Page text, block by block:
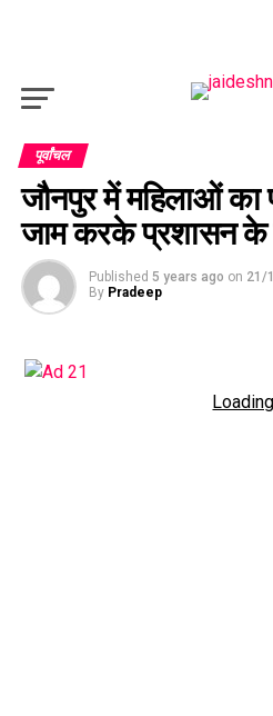
पूर्वांचल
जौनपुर में महिलाओं
जाम करके प्रशासन के
Published 5 years ago on 21/
By Pradeep